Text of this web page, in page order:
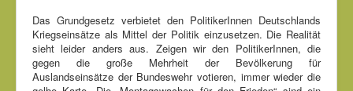
Das Grundgesetz verbietet den PolitikerInnen Deutschlands
Kriegseinsätze als Mittel der Politik einzusetzen. Die Realität
sieht leider anders aus. Zeigen wir den PolitikerInnen, die
gegen die große Mehrheit der Bevölkerung für
Auslandseinsätze der Bundeswehr votieren, immer wieder die